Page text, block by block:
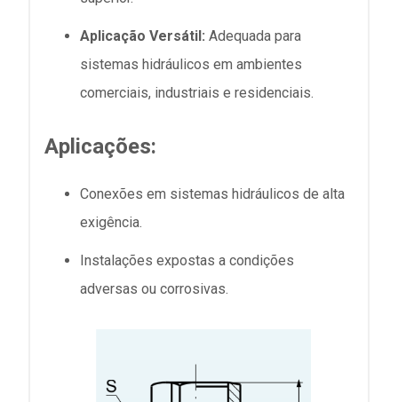
Aplicação Versátil: Adequada para
sistemas hidráulicos em ambientes
comerciais, industriais e residenciais.
Aplicações:
Conexões em sistemas hidráulicos de alta
exigência.
Instalações expostas a condições
adversas ou corrosivas.